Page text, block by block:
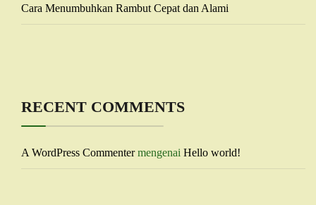
Cara Menumbuhkan Rambut Cepat dan Alami
RECENT COMMENTS
A WordPress Commentermengenai Hello world!